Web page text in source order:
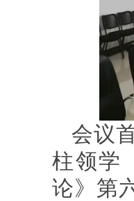
会议
柱领学
论》第